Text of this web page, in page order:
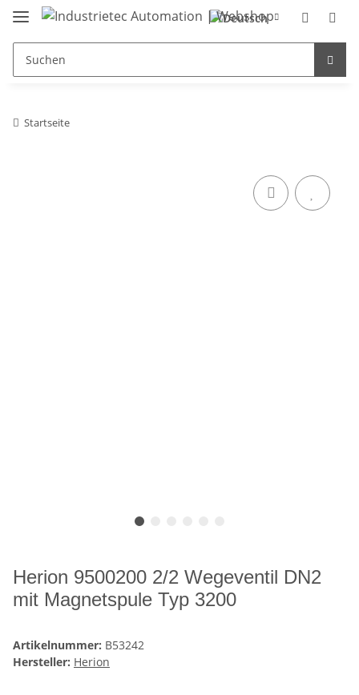
Startseite
Herion 9500200 2/2 Wegeventil DN2
mit Magnetspule Typ 3200
Artikelnummer: B53242
Hersteller: Herion